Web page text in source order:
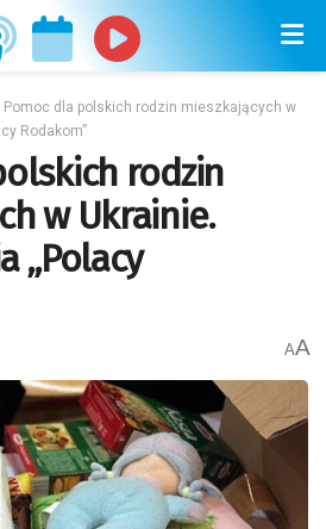
Pomoc dla polskich rodzin mieszkających w
Rodakom”
rodzin
w Ukrainie.
„Polacy
AA